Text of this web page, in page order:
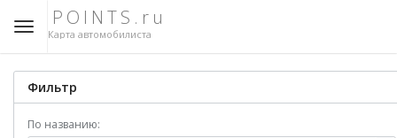
POINTS.ru
Карта автомобилиста
Фильтр
По названию: